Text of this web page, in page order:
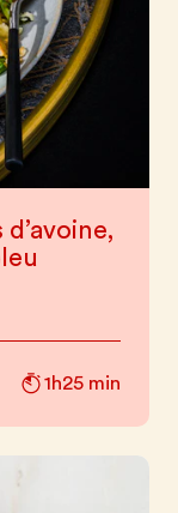
1h25 min